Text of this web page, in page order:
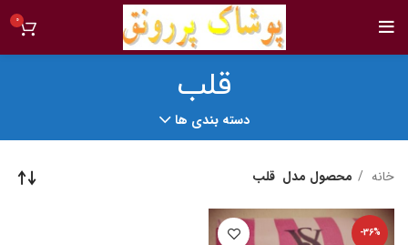
0
قلب
دسته بندی ها
خانه محصول مدل قلب
-36%